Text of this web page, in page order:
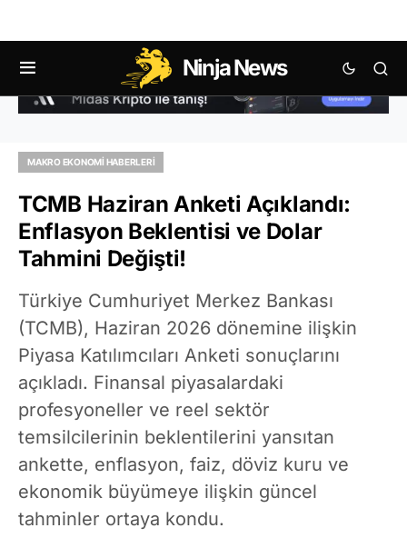
Ninja News
MAKRO EKONOMI HABERLERI
TCMB Haziran Anketi Açıklandı:
Enflasyon Beklentisi ve Dolar
Tahmini Değişti!
Türkiye Cumhuriyet Merkez Bankası
(TCMB), Haziran 2026 dönemine ilişkin
Piyasa Katılımcıları Anketi sonuçlarını
açıkladı. Finansal piyasalardaki
profesyoneller ve reel sektör
temsilcilerinin beklentilerini yansıtan
ankette, enflasyon, faiz, döviz kuru ve
ekonomik büyümeye ilişkin güncel
tahminler ortaya kondu.